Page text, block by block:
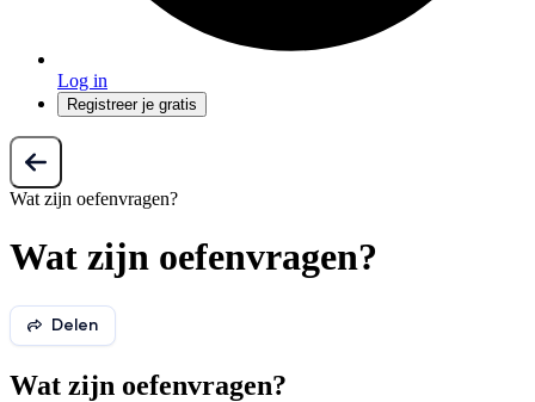
Log in
Registreer je gratis
Wat zijn oefenvragen?
Wat zijn oefenvragen?
Delen
Wat zijn oefenvragen?